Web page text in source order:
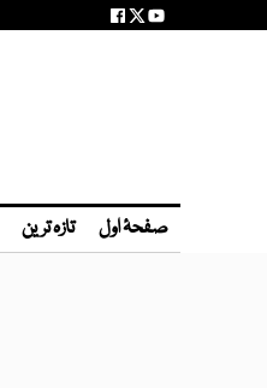
صفحۂ اول تازہ ترین